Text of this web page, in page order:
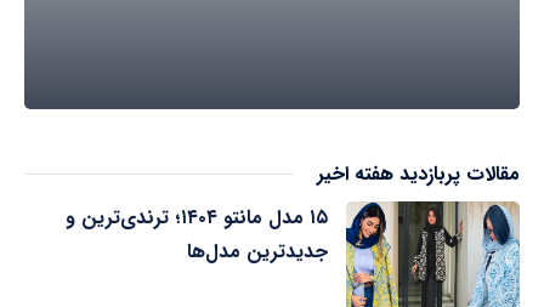
مقالات پربازدید هفته اخیر
۱۵ مدل مانتو ۱۴۰۴؛ ترندی‌ترین و
جدیدترین مدل‌ها